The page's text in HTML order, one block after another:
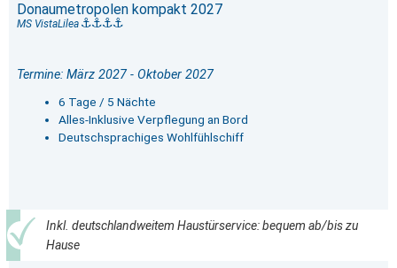
Donaumetropolen kompakt 2027
MS VistaLilea
Termine: März 2027 - Oktober 2027
6 Tage / 5 Nächte
Alles-Inklusive Verpflegung an Bord
Deutschsprachiges Wohlfühlschiff
Inkl. deutschlandweitem Haustürservice: bequem ab/bis zu
Hause